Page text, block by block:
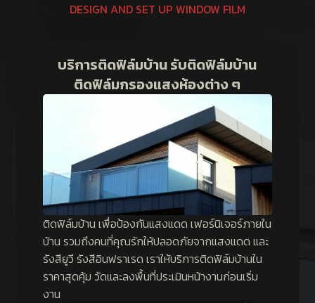
DESIGN AND SET UP WINDOW FILM
บริการติดฟิล์มบ้าน รับติดฟิล์มบ้าน
ติดฟิล์มกรองแสงห้องต่าง ๆ
ติดฟิล์มบ้าน เพื่อป้องกันแสงแดด เฟอร์นิเจอร์ภายใน
บ้าน รวมถึงคนที่คุณรักให้ปลอดภัยจากแสงแดด และ
รังสียูวี รังสีอินฟราเรด เราให้บริการติดฟิล์มบ้านใน
ราคาสุดคุ้ม วัดและลงพื้นที่ประเมินหน้างานก่อนเริ่ม
งาน